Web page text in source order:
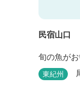
民宿山口
旬の魚が
東紀州